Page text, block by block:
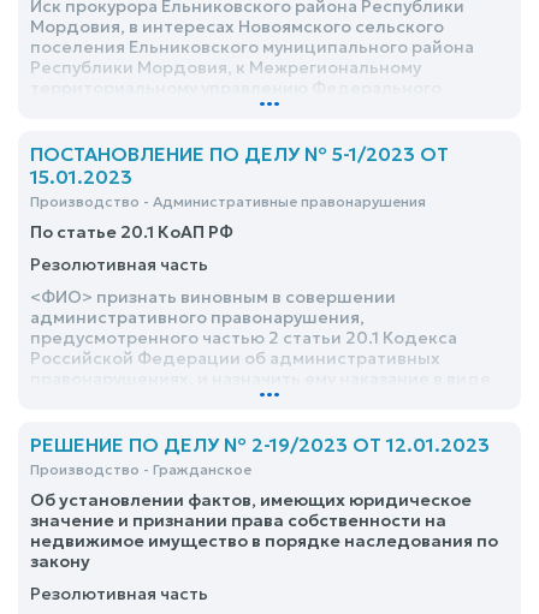
Иск прокурора Ельниковского района Республики
Мордовия, в интересах Новоямского сельского
поселения Ельниковского муниципального района
Республики Мордовия, к Межрегиональному
территориальному управлению Федерального
агентства по управлению государственным
Марий Эл, Чувашской Республике и Пензенской
области, <ФИО> о признании права муниципальной
собственности Новоямского сельского поселения
Ельниковского муниципального района Республики
Мордовия на невостребованную земельную долю
...
ПОСТАНОВЛЕНИЕ ПО ДЕЛУ № 5-1/2023 ОТ
15.01.2023
Производство - Административные правонарушения
По статье 20.1 КоАП РФ
Резолютивная часть
<ФИО> признать виновным в совершении
административного правонарушения,
предусмотренного частью 2 статьи 20.1 Кодекса
Российской Федерации об административных
административного ареста на срок 3 (трое) суток
...
РЕШЕНИЕ ПО ДЕЛУ № 2-19/2023 ОТ 12.01.2023
Производство - Гражданское
Об установлении фактов, имеющих юридическое
значение и признании права собственности на
недвижимое имущество в порядке наследования по
закону
Резолютивная часть